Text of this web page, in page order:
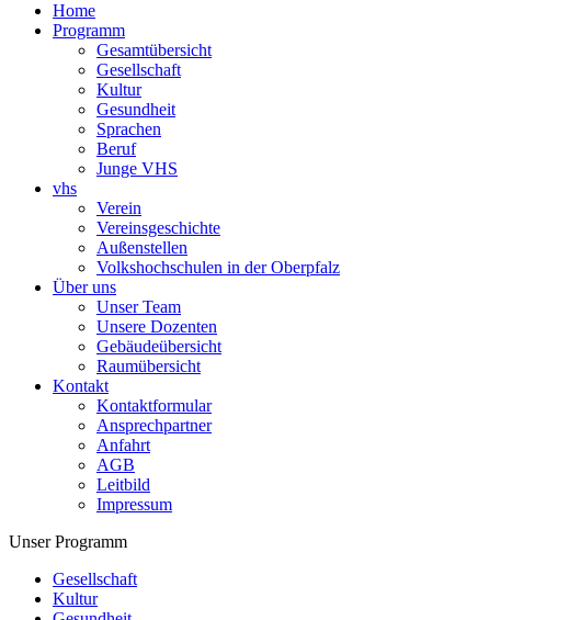
Home
Programm
Gesamtübersicht
Gesellschaft
Kultur
Gesundheit
Sprachen
Beruf
Junge VHS
vhs
Verein
Vereinsgeschichte
Außenstellen
Volkshochschulen in der Oberpfalz
Über uns
Unser Team
Unsere Dozenten
Gebäudeübersicht
Raumübersicht
Kontakt
Kontaktformular
Ansprechpartner
Anfahrt
AGB
Leitbild
Impressum
Unser Programm
Gesellschaft
Kultur